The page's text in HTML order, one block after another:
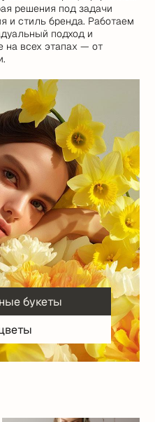
решения под задачи
и стиль бренда. Работаем
подход и
на всех этапах — от